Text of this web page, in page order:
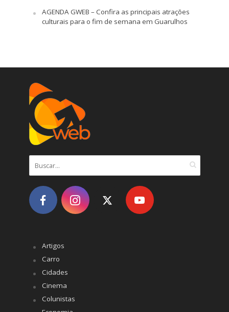
AGENDA GWEB – Confira as principais atrações
culturais para o fim de semana em Guarulhos
Artigos
Carro
Cidades
Cinema
Colunistas